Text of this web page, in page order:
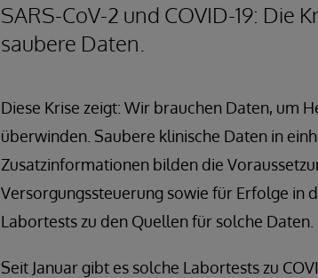
SARS-CoV-2 und COVID-19: Die
saubere Daten.
Diese Krise zeigt: Wir brauchen Daten, um
überwinden. Saubere klinische Daten in
Zusatzinformationen bilden die
Versorgungssteuerung sowie für Erfolge in
Labortests zu den Quellen für solche Daten.
Seit Januar gibt es solche Labortests zu